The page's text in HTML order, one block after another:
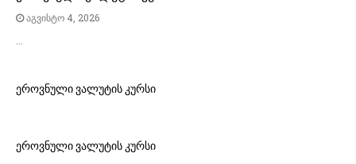
აგვისტო 4, 2026
ეროვნული ვალუტის კურსი
ეროვნული ვალუტის კურსი